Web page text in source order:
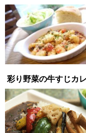
彩り野菜の牛すじカ